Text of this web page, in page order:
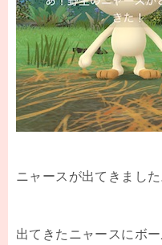
ニャースが出てきました
出てきたニャースにボー